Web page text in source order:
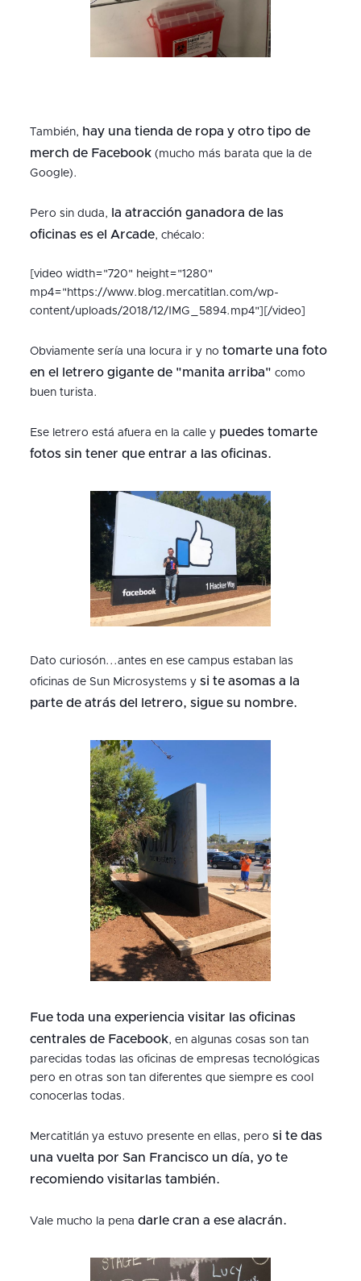
También, hay una tienda de ropa y otro tipo de
merch de Facebook(mucho más barata que la de
Google).
Pero sin duda,
la atracción ganadora de las
oficinas es el Arcade, chécalo:
[video width="720" height="1280"
mp4="https://www.blog.mercatitlan.com/wp-
content/uploads/2018/12/IMG_5894.mp4"][/video]
Obviamente sería una locura ir y no tomarte una foto
en el letrero gigante de "manita arriba" como
buen turista.
Ese letrero está afuera en la calle y puedes tomarte
fotos sin tener que entrar a las oficinas.
Dato curiosón...antes en ese campus estaban las
oficinas de Sun Microsystems y si te asomas a la
parte de atrás del letrero, sigue su nombre.
Fue toda una experiencia visitar las oficinas
centrales de Facebook, en algunas cosas son tan
parecidas todas las oficinas de empresas tecnológicas
pero en otras son tan diferentes que siempre es cool
conocerlas todas.
Mercatitlán ya estuvo presente en ellas, pero si te das
una vuelta por San Francisco un día, yo te
recomiendo visitarlas también.
Vale mucho la pena darle cran a ese alacrán.